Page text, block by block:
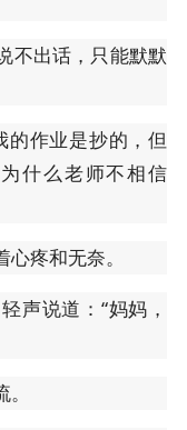
不出话，只能默默
的作业是抄的，但
什么老师不相信
疼和无奈。
声说道：“妈妈，